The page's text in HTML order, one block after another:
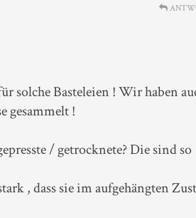
solche Basteleien ! Wir haben
gesammelt !
/ getrocknete? Die sind so
, dass sie im aufgehängten